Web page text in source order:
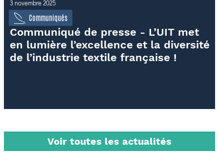
3 novembre 2025
Communiqués
Communiqué de presse - L’UIT met
en lumière l’excellence et la diversité
de l’industrie textile française !
Voir toutes les actualités